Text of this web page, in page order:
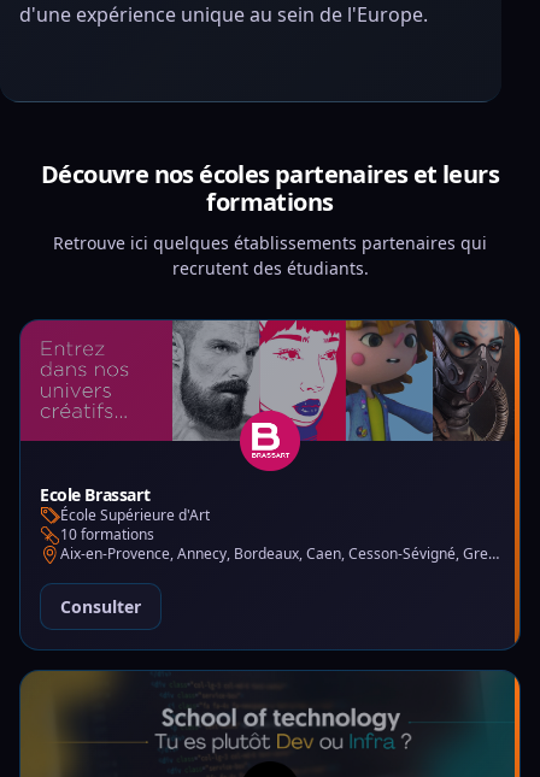
d'une expérience unique au sein de l'Europe.
Découvre nos écoles partenaires et leurs
formations
Retrouve ici quelques établissements partenaires qui
recrutent des étudiants.
Ecole Brassart
École Supérieure d'Art
10 formations
Aix-en-Provence, Annecy, Bordeaux, Caen, Cesson-Sévigné, Grenoble, Lille, Lyon, Montpellier, Nantes, Nice, Paris, Toulouse, Tours
Consulter